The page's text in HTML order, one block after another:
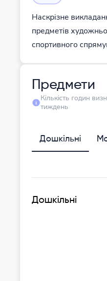
Наскрізне
предметів
спортивного
Предмети
Кількість годин
тиждень
Дошкільні
Дошкільні